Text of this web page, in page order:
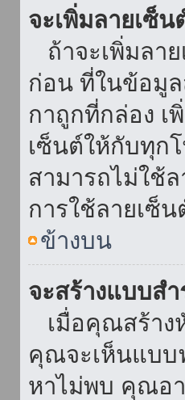
จะเพิ่มลายเซ็
ถ้าจะเพิ่มลา
ก่อน ที่ในข้อมู
กาถูกที่กล่อง เ
เซ็นต์ให้กับทุก
สามารถไม่ใช้
การใช้ลายเซ็
ข้างบน
จะสร้างแบบสำ
เมื่อคุณสร้าง
คุณจะเห็นแบบ
หาไม่พบ คุณอ